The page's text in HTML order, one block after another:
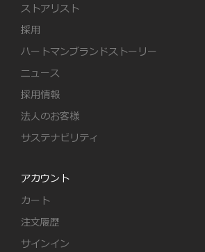
ストアリスト
採用
ハートマンブランドストーリー
ニュース
採用情報
法人のお客様
サステナビリティ
アカウント
カート
注文履歴
サインイン